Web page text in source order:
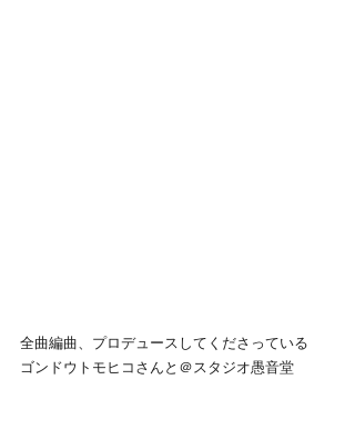
全曲編曲、プロデュースしてくださっている
ゴンドウトモヒコさんと＠スタジオ愚音堂